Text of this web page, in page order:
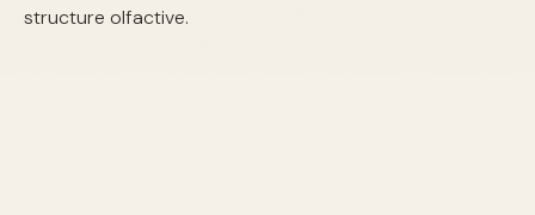
structure olfactive.